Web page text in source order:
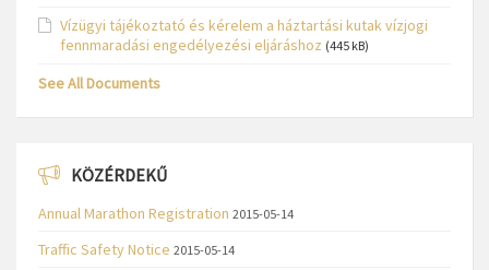
Vízügyi tájékoztató és kérelem a háztartási kutak vízjogi
fennmaradási engedélyezési eljáráshoz (445 kB)
See All Documents
KÖZÉRDEKŰ
Annual Marathon Registration 2015-05-14
Traffic Safety Notice 2015-05-14